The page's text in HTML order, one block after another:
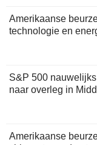
Amerikaanse
technologie en
S&P 500
naar overleg in
Amerikaanse